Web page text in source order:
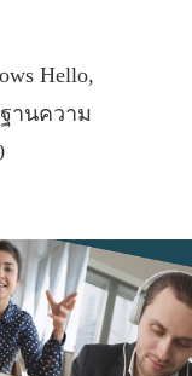
Hello,
านความ